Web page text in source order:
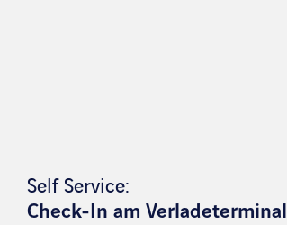
Self Service:
Check-In am Verladeterminal